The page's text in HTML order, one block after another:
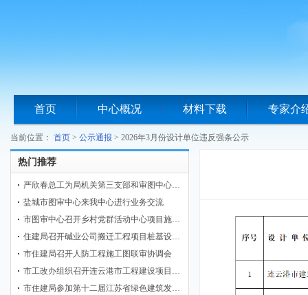
首页 中心概况 材料下载 专家介
当前位置： 首页 > 公示通报 > 2026年3月份设计单位违反强条公示
热门推荐
严欣春总工为局机关第三支部和审图中心…
盐城市图审中心来我中心进行业务交流
市图审中心召开乡村党群活动中心项目施…
住建局召开碱业公司搬迁工程项目桩基设…
市住建局召开人防工程施工图联审协调会
市工改办组织召开连云港市工程建设项目…
市住建局参加第十二届江苏省绿色建筑发…